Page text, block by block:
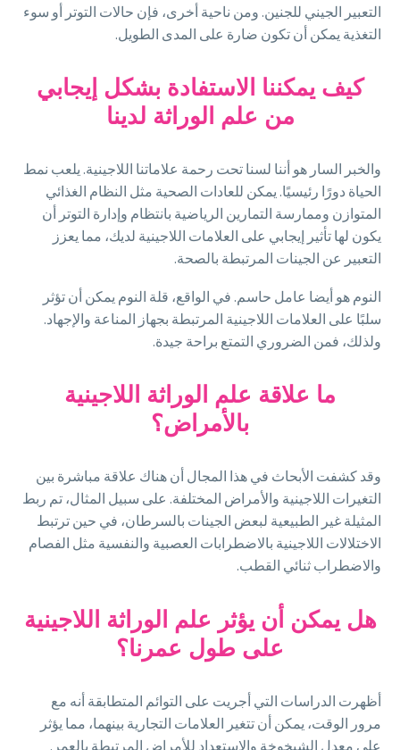
التعبير الجيني للجنين. ومن ناحية أخرى، فإن حالات التوتر أو سوء
التغذية يمكن أن تكون ضارة على المدى الطويل.
كيف يمكننا الاستفادة بشكل إيجابي
من علم الوراثة لدينا
والخبر السار هو أننا لسنا تحت رحمة علاماتنا اللاجينية. يلعب نمط
الحياة دورًا رئيسيًا. يمكن للعادات الصحية مثل النظام الغذائي
المتوازن وممارسة التمارين الرياضية بانتظام وإدارة التوتر أن
يكون لها تأثير إيجابي على العلامات اللاجينية لديك، مما يعزز
التعبير عن الجينات المرتبطة بالصحة.
النوم هو أيضا عامل حاسم. في الواقع، قلة النوم يمكن أن تؤثر
سلبًا على العلامات اللاجينية المرتبطة بجهاز المناعة والإجهاد.
ولذلك، فمن الضروري التمتع براحة جيدة.
ما علاقة علم الوراثة اللاجينية
بالأمراض؟
وقد كشفت الأبحاث في هذا المجال أن هناك علاقة مباشرة بين
التغيرات اللاجينية والأمراض المختلفة. على سبيل المثال، تم ربط
المثيلة غير الطبيعية لبعض الجينات بالسرطان، في حين ترتبط
الاختلالات اللاجينية بالاضطرابات العصبية والنفسية مثل الفصام
والاضطراب ثنائي القطب.
هل يمكن أن يؤثر علم الوراثة اللاجينية
على طول عمرنا؟
أظهرت الدراسات التي أجريت على التوائم المتطابقة أنه مع
مرور الوقت، يمكن أن تتغير العلامات التجارية بينهما، مما يؤثر
على معدل الشيخوخة والاستعداد للأمراض المرتبطة بالعمر.